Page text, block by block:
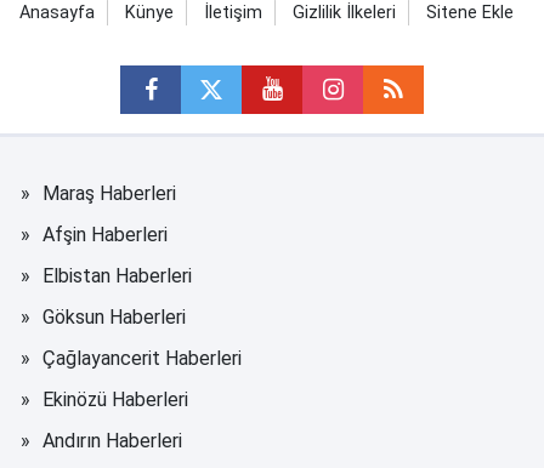
Anasayfa Künye İletişim Gizlilik İlkeleri Sitene Ekle
Maraş Haberleri
Afşin Haberleri
Elbistan Haberleri
Göksun Haberleri
Çağlayancerit Haberleri
Ekinözü Haberleri
Andırın Haberleri